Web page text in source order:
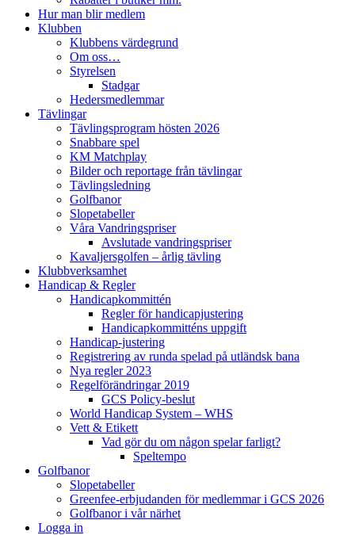
Hur man blir medlem
Klubben
Klubbens värdegrund
Om oss…
Styrelsen
Stadgar
Hedersmedlemmar
Tävlingar
Tävlingsprogram hösten 2026
Snabbare spel
KM Matchplay
Bilder och reportage från tävlingar
Tävlingsledning
Golfbanor
Slopetabeller
Våra Vandringspriser
Avslutade vandringspriser
Kavaljersgolfen – årlig tävling
Klubbverksamhet
Handicap & Regler
Handicapkommittén
Regler för handicapjustering
Handicapkommitténs uppgift
Handicap-justering
Registrering av runda spelad på utländsk bana
Nya regler 2023
Regelförändringar 2019
GCS Policy-beslut
World Handicap System – WHS
Vett & Etikett
Vad gör du om någon spelar farligt?
Speltempo
Golfbanor
Slopetabeller
Greenfee-erbjudanden för medlemmar i GCS 2026
Golfbanor i vår närhet
Logga in